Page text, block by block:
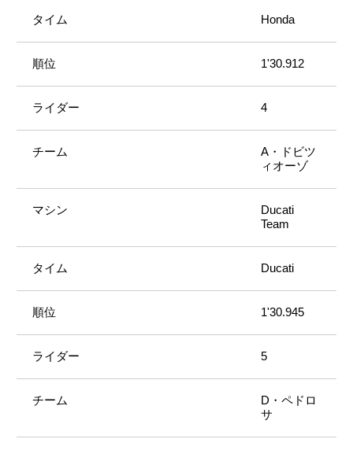
Honda
1'30.912
4
A・ドビツ
ィオーゾ
Ducati
Team
Ducati
1'30.945
5
D・ペドロ
サ